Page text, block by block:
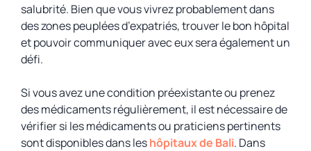
salubrité. Bien que vous vivrez probablement dans
des zones peuplées d’expatriés, trouver le bon hôpital
et pouvoir communiquer avec eux sera également un
défi.
Si vous avez une condition préexistante ou prenez
des médicaments régulièrement, il est nécessaire de
vérifier si les médicaments ou praticiens pertinents
sont disponibles dans leshôpitaux de Bali. Dans